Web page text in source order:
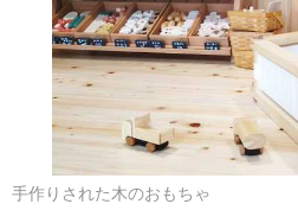
手作りされた木のおもちゃ